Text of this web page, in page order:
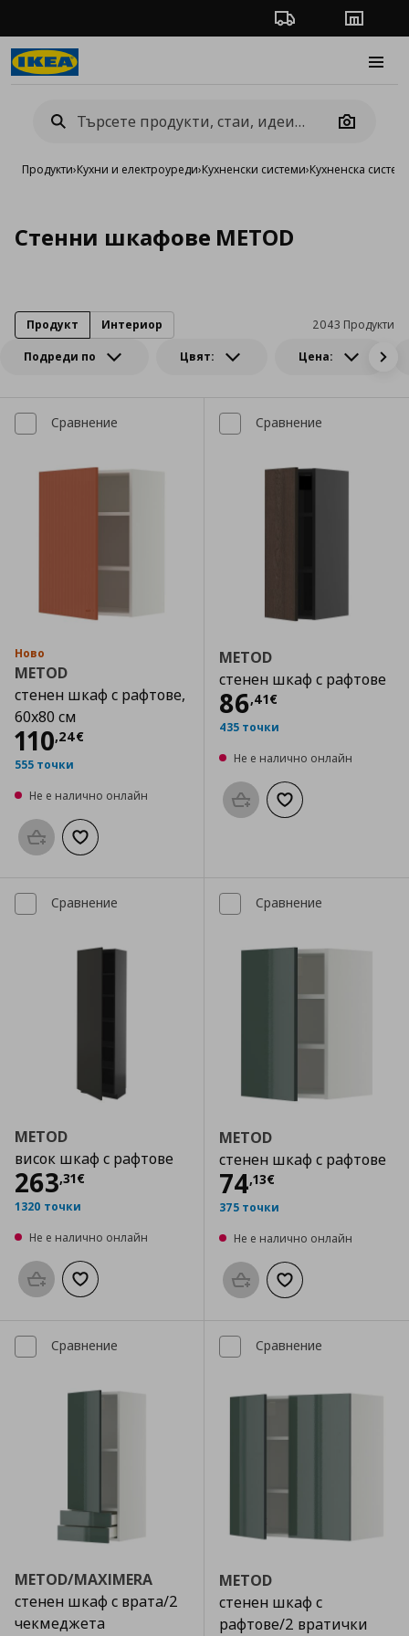
Проследяване на
Camera
Продукти›Кухни и електроуреди›Кухненски системи›Кухненска
Стенни шкафове METOD
Подреди по Цвят: Цена:
2043 Продукти
Продукт Интериор
Сравнение
Ново
METOD
стенен шкаф с рафтове,
60x80 см
110,24€
Цена
555 точки
Не е налично онлайн
Προσθήκη στο καλάθι
Добави към списъка с любими
Сравнение
METOD
стенен шкаф с рафтове
86,41€
Цена
435 точки
Не е налично онлайн
Προσθήκη στο καλάθι
Добави към
Сравнение
METOD
висок шкаф с рафтове
263,31€
Цена
1320 точки
Не е налично онлайн
Προσθήκη στο καλάθι
Добави към списъка с любими
Сравнение
METOD
стенен шкаф с рафтове
74,13€
Цена
375 точки
Не е налично онлайн
Προσθήκη στο καλάθι
Добави към
Сравнение
METOD/MAXIMERA
стенен шкаф с врата/2
чекмеджета
Сравнение
METOD
стенен шкаф с
рафтове/2 вратички